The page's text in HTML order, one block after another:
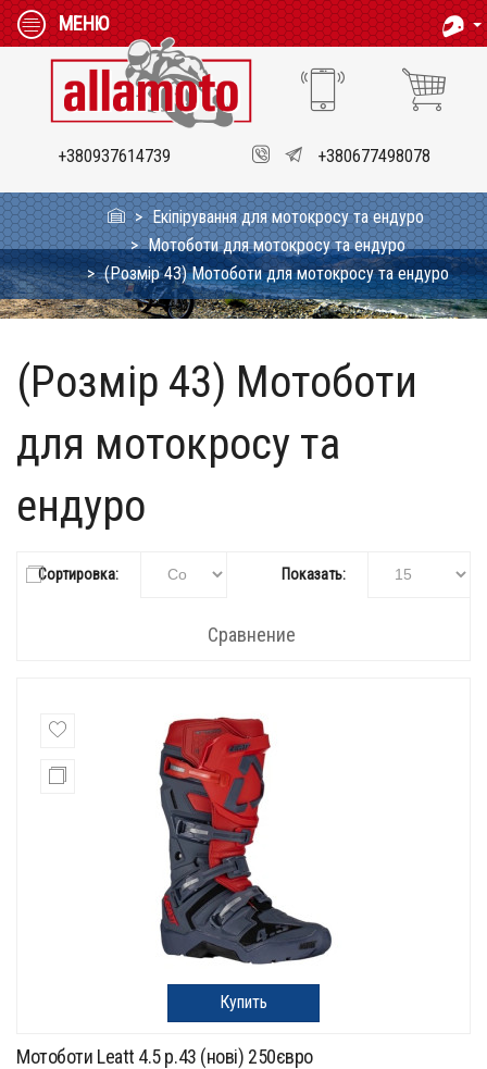
МЕНЮ
+380937614739 +380677498078
Екіпірування для мотокросу та ендуро
Мотоботи для мотокросу та ендуро
(Розмір 43) Мотоботи для мотокросу та ендуро
(Розмір 43) Мотоботи
для мотокросу та
ендуро
Сортировка: Показать:
Сравнение
Купить
Мотоботи Leatt 4.5 p.43 (нові) 250євро